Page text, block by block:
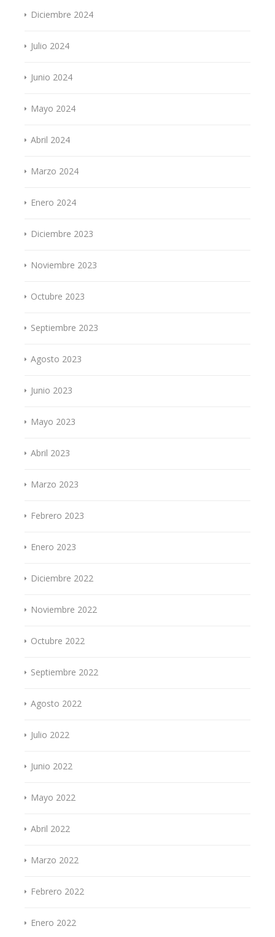
Diciembre 2024
Julio 2024
Junio 2024
Mayo 2024
Abril 2024
Marzo 2024
Enero 2024
Diciembre 2023
Noviembre 2023
Octubre 2023
Septiembre 2023
Agosto 2023
Junio 2023
Mayo 2023
Abril 2023
Marzo 2023
Febrero 2023
Enero 2023
Diciembre 2022
Noviembre 2022
Octubre 2022
Septiembre 2022
Agosto 2022
Julio 2022
Junio 2022
Mayo 2022
Abril 2022
Marzo 2022
Febrero 2022
Enero 2022